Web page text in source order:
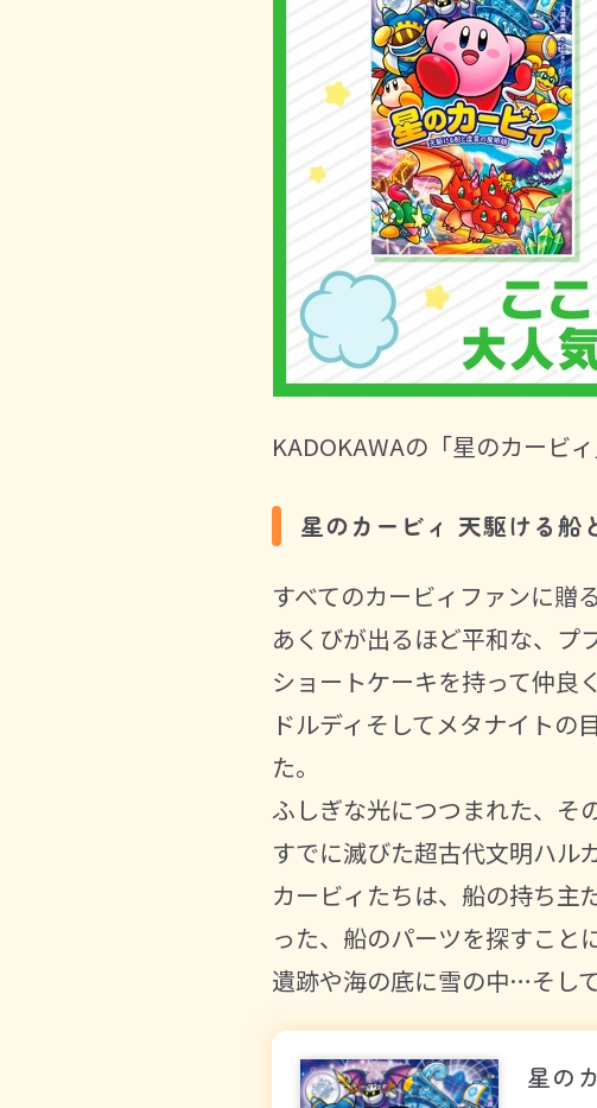
KADOKAWAの「星のカービ
星のカービィ 天駆ける船
すべてのカービィファンに贈
あくびが出るほど平和な、プ
ショートケーキを持って仲良
ドルディそしてメタナイトの
た。
ふしぎな光につつまれた、その
すでに滅びた超古代文明ハル
カービィたちは、船の持ち主
った、船のパーツを探すこと
遺跡や海の底に雪の中…そし
星の